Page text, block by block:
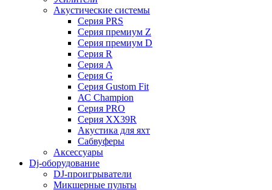
Акустические системы
Cерия PRS
Cерия премиум Z
Cерия премиум D
Cерия R
Cерия A
Cерия G
Cерия Gustom Fit
АС Champion
Cерия PRO
Cерия XX39R
Акустика для яхт
Сабвуферы
Аксессуары
Dj-оборудование
DJ-проигрыватели
Микшерные пульты